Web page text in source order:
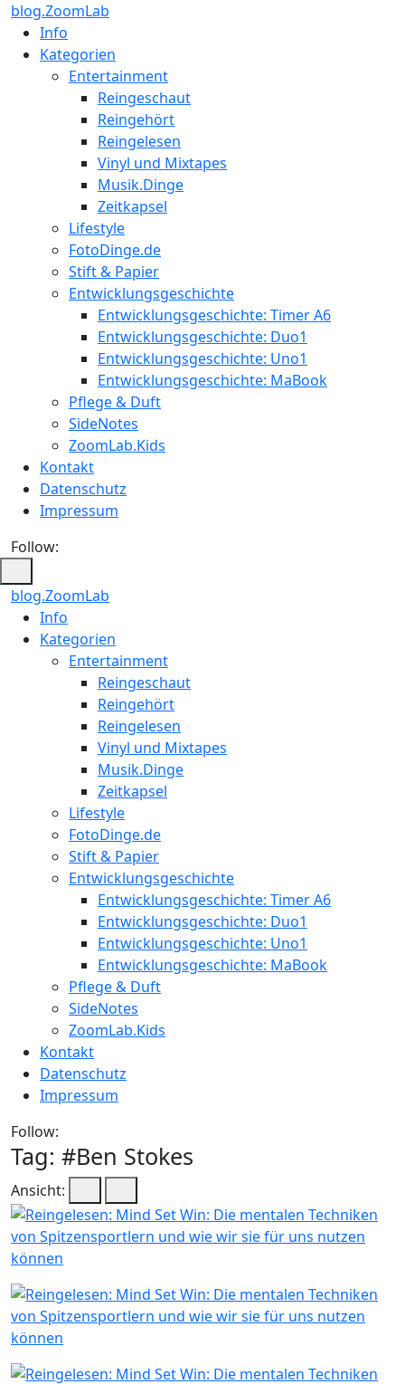
blog.ZoomLab
Info
Kategorien
Entertainment
Reingeschaut
Reingehört
Reingelesen
Vinyl und Mixtapes
Musik.Dinge
Zeitkapsel
Lifestyle
FotoDinge.de
Stift & Papier
Entwicklungsgeschichte
Entwicklungsgeschichte: Timer A6
Entwicklungsgeschichte: Duo1
Entwicklungsgeschichte: Uno1
Entwicklungsgeschichte: MaBook
Pflege & Duft
SideNotes
ZoomLab.Kids
Kontakt
Datenschutz
Impressum
Follow:
blog.ZoomLab
ZoomLab
//
Info
Kategorien
Entertainment
Reingeschaut
Reingehört
Reingelesen
Vinyl und Mixtapes
Musik.Dinge
Zeitkapsel
Lifestyle
FotoDinge.de
Stift & Papier
Entwicklungsgeschichte
Entwicklungsgeschichte: Timer A6
Entwicklungsgeschichte: Duo1
Entwicklungsgeschichte: Uno1
Entwicklungsgeschichte: MaBook
Pflege & Duft
SideNotes
ZoomLab.Kids
Kontakt
Datenschutz
Impressum
Follow:
Tag: #Ben Stokes
Ansicht: